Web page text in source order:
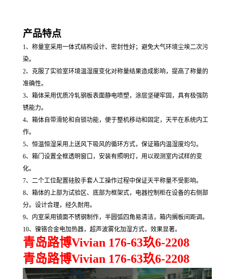
产品特点
1、 称量室采用一体式结构设计、密封性好；避免大气环境尘埃二次污
染。
2、 克服了实验室环境温湿度变化对称量结果造成影响，提高了称量的
准确性。
3、 箱体采用优质冷轧钢板表面静电喷塑，涂层坚硬牢固，具有极强防
锈能力。
4、 箱体自带滑轮和自锁功能，便于整机移动和固定，天平在系统内工
作。
5、 恒温恒湿采用上送风下吸风的循环方式，保证箱内温湿度均匀。
6、 箱门设置全框透明窗口， 安装有照明灯， 用以观测室内试样的变
化。
7、 二个工位配置硅胶手套人工操作过程中保证天平称量不受影响。
8、 箱体的上部为试验区、底部为框架式，电器控制柜在设备的右侧部
分。设计合理，经久耐用。
9、 内室采用镜面不锈钢制作，半圆弧四角易清洁，箱内搁板间距调。
10、 镍铬合金电加热器， 超声波雾化加湿方式，效果显著。
青岛路博Vivian 176-63玖6-2208
青岛路博Vivian 176-63玖6-2208